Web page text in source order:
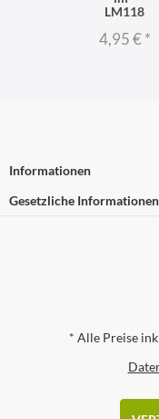
LM118
4,95 €*
Informationen
Gesetzliche Informationen
* Alle Preise